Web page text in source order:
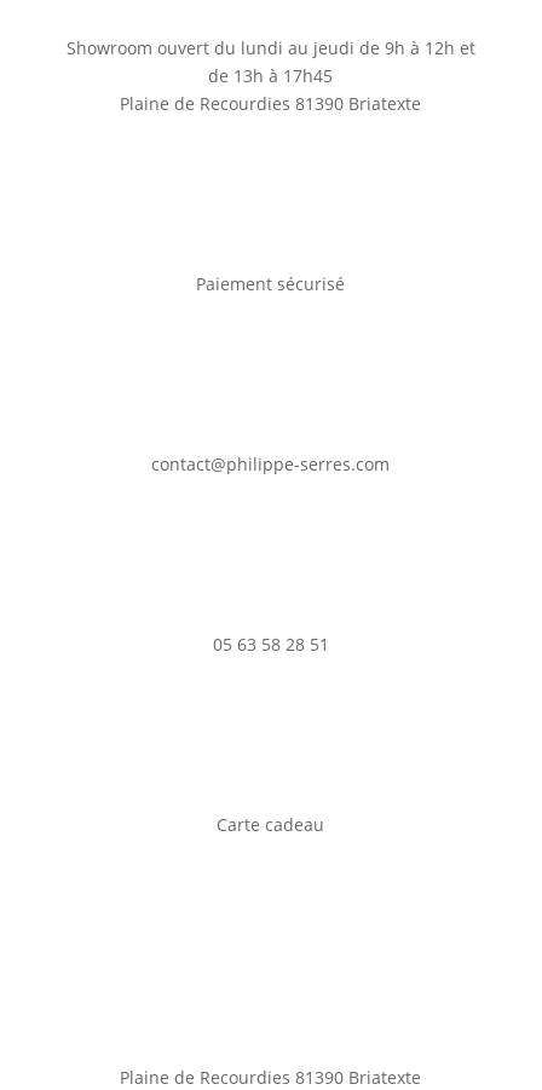
Showroom ouvert du lundi au jeudi de 9h à 12h et
de 13h à 17h45
Plaine de Recourdies81390 Briatexte
Paiement sécurisé
contact@philippe-serres.com
05 63 58 28 51
Carte cadeau
Plaine de Recourdies81390 Briatexte